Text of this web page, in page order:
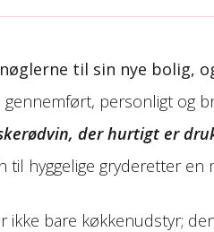
til sin nye bolig,
personligt og
der hurtigt er
til hyggelige gryderetter en
ikke bare køkkenudstyr;